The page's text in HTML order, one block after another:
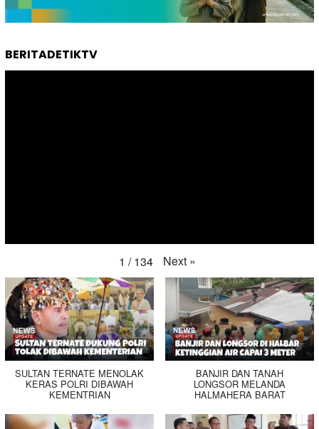
BERITADETIKTV
1 / 134 Next »
SULTAN TERNATE MENOLAK
KERAS POLRI DIBAWAH
KEMENTRIAN
BANJIR DAN TANAH
LONGSOR MELANDA
HALMAHERA BARAT